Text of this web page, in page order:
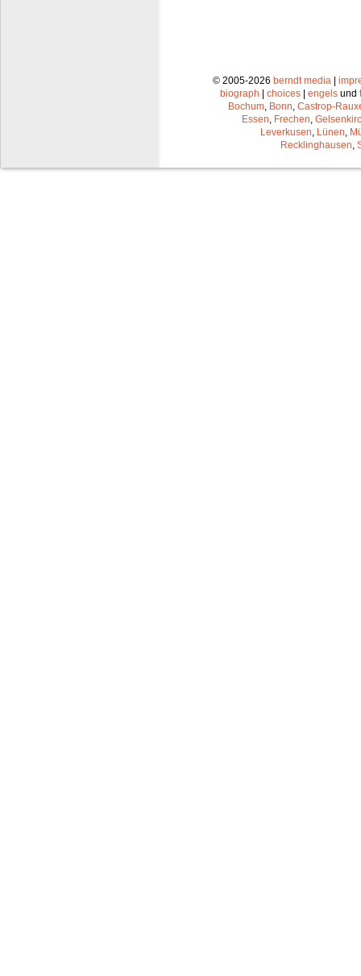
© 2005-2026 berndt media |
biograph | choices | engels und
Bochum Bonn Castrop-
Essen Frechen
Leverkusen Lünen
Recklinghausen